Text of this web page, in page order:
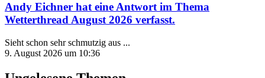
Andy Eichner hat eine Antwort im Thema
Wetterthread August 2026 verfasst.
Sieht schon sehr schmutzig aus ...
9. August 2026 um 10:36